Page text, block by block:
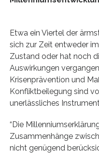
Etwa ein Viertel der
sich zur Zeit entweder
Zustand oder hat noch
Auswirkungen
Krisenprävention und
Konfliktbeilegung sind
unerlässliches
“Die
Zusammenhänge
nicht genügend